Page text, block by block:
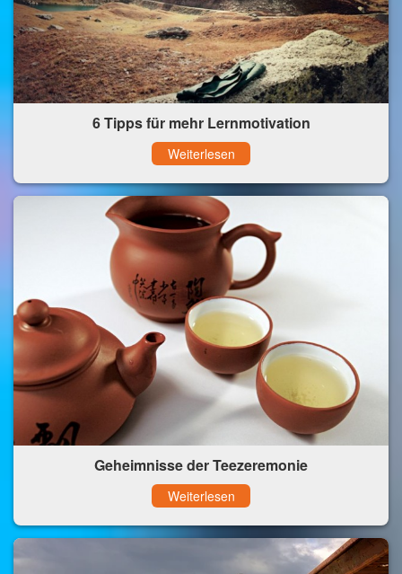
6 Tipps für mehr Lernmotivation
Weiterlesen
Geheimnisse der Teezeremonie
Weiterlesen